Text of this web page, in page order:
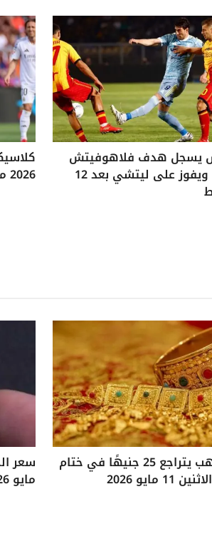
يسجل هدف فلاهوفيتش
التاريخي ويفوز على ليتشي بعد 12 2026 موعد مباراة لا يُفوت
سعر الذهب يتراجع 25 جنيهًا في ختام
مايو 2026 مايو 2026 تحديثات حية وأهم النقاط